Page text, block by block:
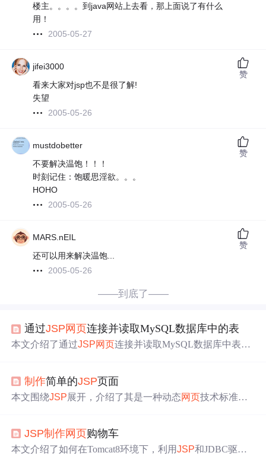
楼主。。。。到java网站上去看，那上面说了有什么
用！
2005-05-27
jifei3000
看来大家对jsp也不是很了解!
失望
2005-05-26
赞
mustdobetter
不要解决温饱！！！
时刻记住：饱暖思淫欲。。。
HOHO
2005-05-26
赞
MARS.nEIL
还可以用来解决温饱...
2005-05-26
赞
——到底了——
通过JSP 网页连接并读取MySQL数据库中的表
本文介绍了通过JSP网页连接并读取MySQL数据库中表的
表格的步骤，如启动Tomcat与MySQL、建立可连接数据库
的JSP文件和多种 网页展示方式。
制作简单的JSP页面
本文围绕JSP展开，介绍了其是一种动态网页技术标准，
件、调试运行，还阐述了JSP
表达式、注释等新知识点，最后提及代码编写规范。
JSP制作网页购物车
本文介绍了如何在Tomcat8环境下，利用JSP和JDBC驱动